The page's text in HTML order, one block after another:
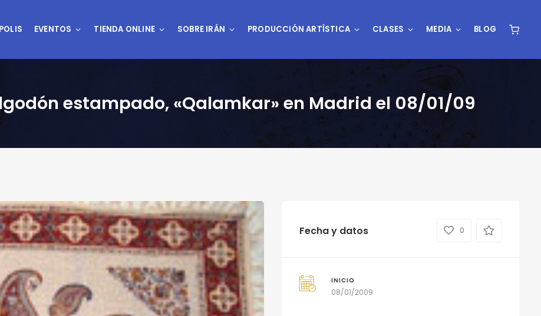
EVENTOS TIENDA ONLINE SOBRE IRÁN PRODUCCIÓN ARTÍSTICA CLASES MEDIA BLOG
estampado, «Qalamkar» en Madrid el 08/01/09
Fecha y datos 0
INICIO
08/01/2009